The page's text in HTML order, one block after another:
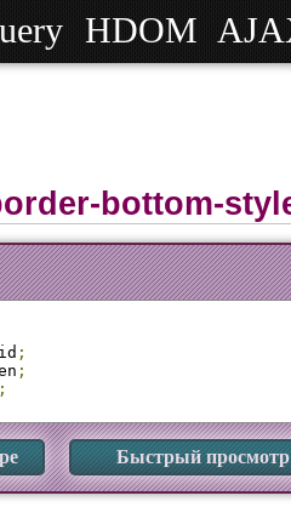
HDOM
bottom-
;
;
;
Быстрый просмотр